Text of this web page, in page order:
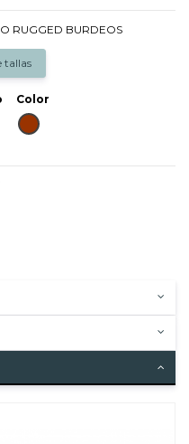
RUGGED BURDEOS
tallas
Color
GRANATE